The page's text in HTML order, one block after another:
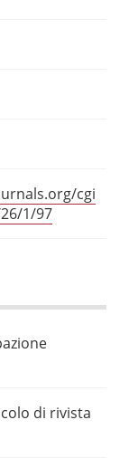
cgi
1/97
di rivista